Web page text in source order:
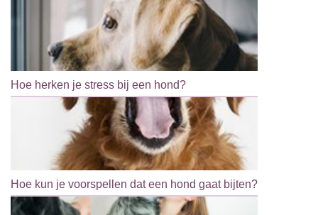
Hoe herken je stress bij een hond?
Hoe kun je voorspellen dat een hond gaat bijten?